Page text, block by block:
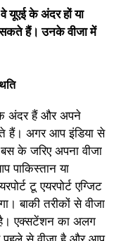
यूएई के अंदर हों या
सकते हैं। उनके वीजा में
अंदर हैं और अपने
हैं। अगर आप इंडिया से
बस के जरिए अपना वीजा
या
टू एयरपोर्ट एग्जिट
बाकी तरीकों से वीजा
है। एक्सटेंशन का अलग